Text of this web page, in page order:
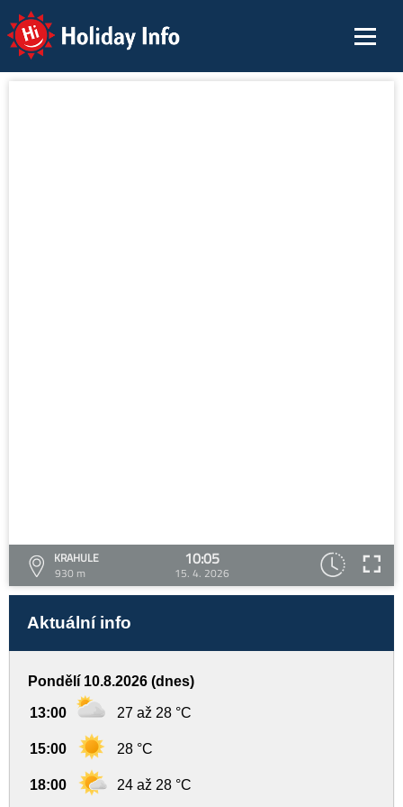
Holiday Info
KRAHULE
930 m
10:05
15. 4. 2026
Aktuální info
Pondělí 10.8.2026 (dnes)
13:00 27 až 28 °C
15:00 28 °C
18:00 24 až 28 °C